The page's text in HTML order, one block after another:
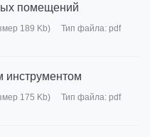
помещений
189 Kb) Тип файла: pdf
инструментом
175 Kb) Тип файла: pdf